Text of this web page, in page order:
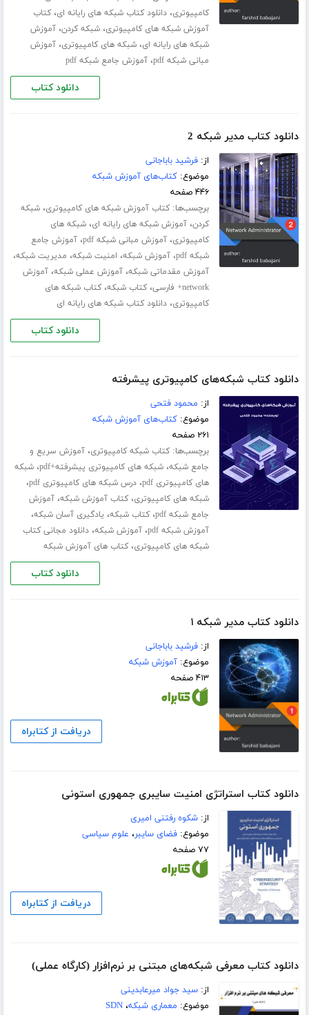
کامپیوتری،دانلود کتاب شبکه های رایانه ای،کتاب
آموزش شبکه های کامپیوتری،شبکه کردن،آموزش
شبکه های رایانه ای،شبکه های کامپیوتری،آموزش
مبانی شبکه pdf
،آموزش جامع شبکه pdf
دانلود کتاب
دانلود کتاب مدیر شبکه 2
از:فرشید باباجانی
موضوع:کتاب‌های آموزش شبکه
۴۴۶ صفحه
برچسب‌ها:کتاب آموزش شبکه های کامپیوتری،شبکه
کردن،آموزش شبکه های رایانه ای،شبکه های
کامپیوتری،آموزش مبانی شبکه pdf ،آموزش جامع
شبکه pdf
،آموزش شبکه، امنیت شبکه، مدیریت شبکه،
آموزش مقدماتی شبکه،آموزش عملی شبکه،آموزش
network+ فارسی
،کتاب شبکه،کتاب شبکه های
کامپیوتری،دانلود کتاب شبکه های رایانه ای
دانلود کتاب
دانلود کتاب شبکه‌های کامپیوتری پیشرفته
از: محمود فتحی
موضوع:کتاب‌های آموزش شبکه
۲۶۱ صفحه
برچسب‌ها:کتاب شبکه کامپیوتری،آموزش سریع و
جامع شبکه،شبکه های کامپیوتری پیشرفته+pdf ،شبکه
های کامپیوتری pdf
،درس شبکه های کامپیوتری pdf ،
شبکه های کامپیوتری،کتاب آموزش شبکه،آموزش
جامع شبکه pdf
،کتاب شبکه، یادگیری آسان شبکه،
آموزش شبکه pdf ،آموزش شبکه،دانلود مجانی کتاب
شبکه های کامپیوتری،کتاب های آموزش شبکه
دانلود کتاب
دانلود کتاب مدیر شبکه ۱
از:فرشید باباجانی
موضوع:آموزش شبکه
۴۱۳ صفحه
دریافت از کتابراه
دانلود کتاب استراتژی امنیت سایبری جمهوری استونی
از:شکوه رفتنی امیری
موضوع:فضای سایبر، علوم سیاسی
۷۷ صفحه
دریافت از کتابراه
دانلود کتاب معرفی شبکه‌های مبتنی بر نرم‌افزار (کارگاه عملی)
از:سید جواد میرعابدینی
موضوع: معماری شبکه،SDN